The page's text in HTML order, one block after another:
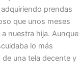
prendas
que unos meses
nuestra hija. Aunque
lo más
una tela decente y